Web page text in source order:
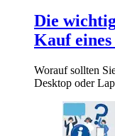
Die
Kauf
Worauf sollten
Desktop oder